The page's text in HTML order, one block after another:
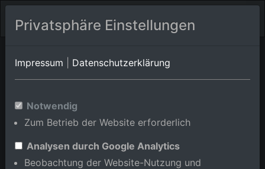
Zell am
Harmersbach
Baden-Württemberg
Luftbildalbum von
Zell/Oberentersbach in Baden-
Württemberg, Deutschland
Privatsphäre Einstellungen
Impressum Datenschutzerklärung
Notwendig
Zum Betrieb der Website erforderlich
Analysen durch Google Analytics
Beobachtung der Website-Nutzung und